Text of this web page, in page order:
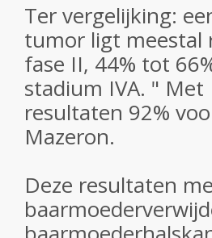
Ter vergelijking:
tumor ligt meestal
fase II, 44% tot
stadium IVA. " Met
resultaten 92%
Mazeron.
Deze resultaten